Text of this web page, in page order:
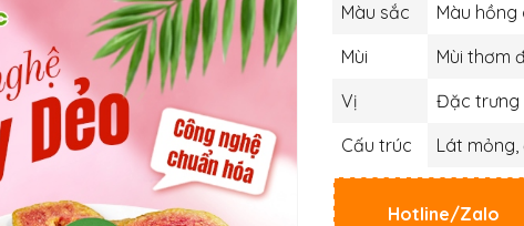
Màu sắc
Màu
Mùi
Mùi thơm
Vị
Đặc trưng
Cấu trúc
Lát mỏng,
Hotline/Zalo